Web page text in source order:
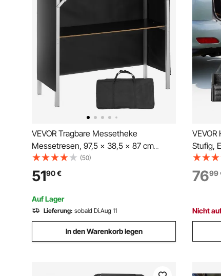
VEVOR Tragbare Messetheke
Messetresen, 97,5 × 38,5 × 87 cm
Messestand Ausstellungs-
Thekenständer, Faltbarer Promotion-
Bartisch Promotiontheke, Rezeption mit
Aufbewahrungsregal, Tragetasche,
Schwarz
(50)
5190€
Auf Lager
Lieferung: sobald Di.Aug 11
In den Warenkorb legen
Stufig,
Große
LKW,
7699
Nicht